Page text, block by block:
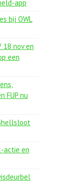
app
bij OWL
18 nov en
een
FUP nu
actie en